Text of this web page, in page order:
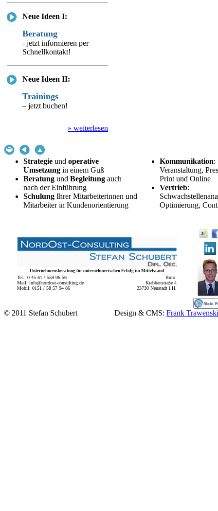
Neue Ideen I:
Beratung
- jetzt informieren per
Schnellkontakt!
Neue Ideen II:
Trainings
– jetzt buchen!
» weiterlesen
Strategie und operative
Umsetzung in einem Guß
Beratung und Begleitung auch
nach der Einführung
Schulung Ihrer Mitarbeiterinnen und
Mitarbeiter in Kundenorientierung
Kommunikation:
Veranstaltung,
Print und Online
Vertrieb:
Optimierung,
Unternehmensberatung für unternehmerischen Erfolg im Mittelstand
Tel.: 0 45 61 / 559 06 56
Mail: info@nordost-consulting.de
Mobil: 0151 / 58 57 94 86
Büro:
Krabbenstraße 4
23730 Neustadt i.H.
© 2011 Stefan Schubert Design & CMS: Frank